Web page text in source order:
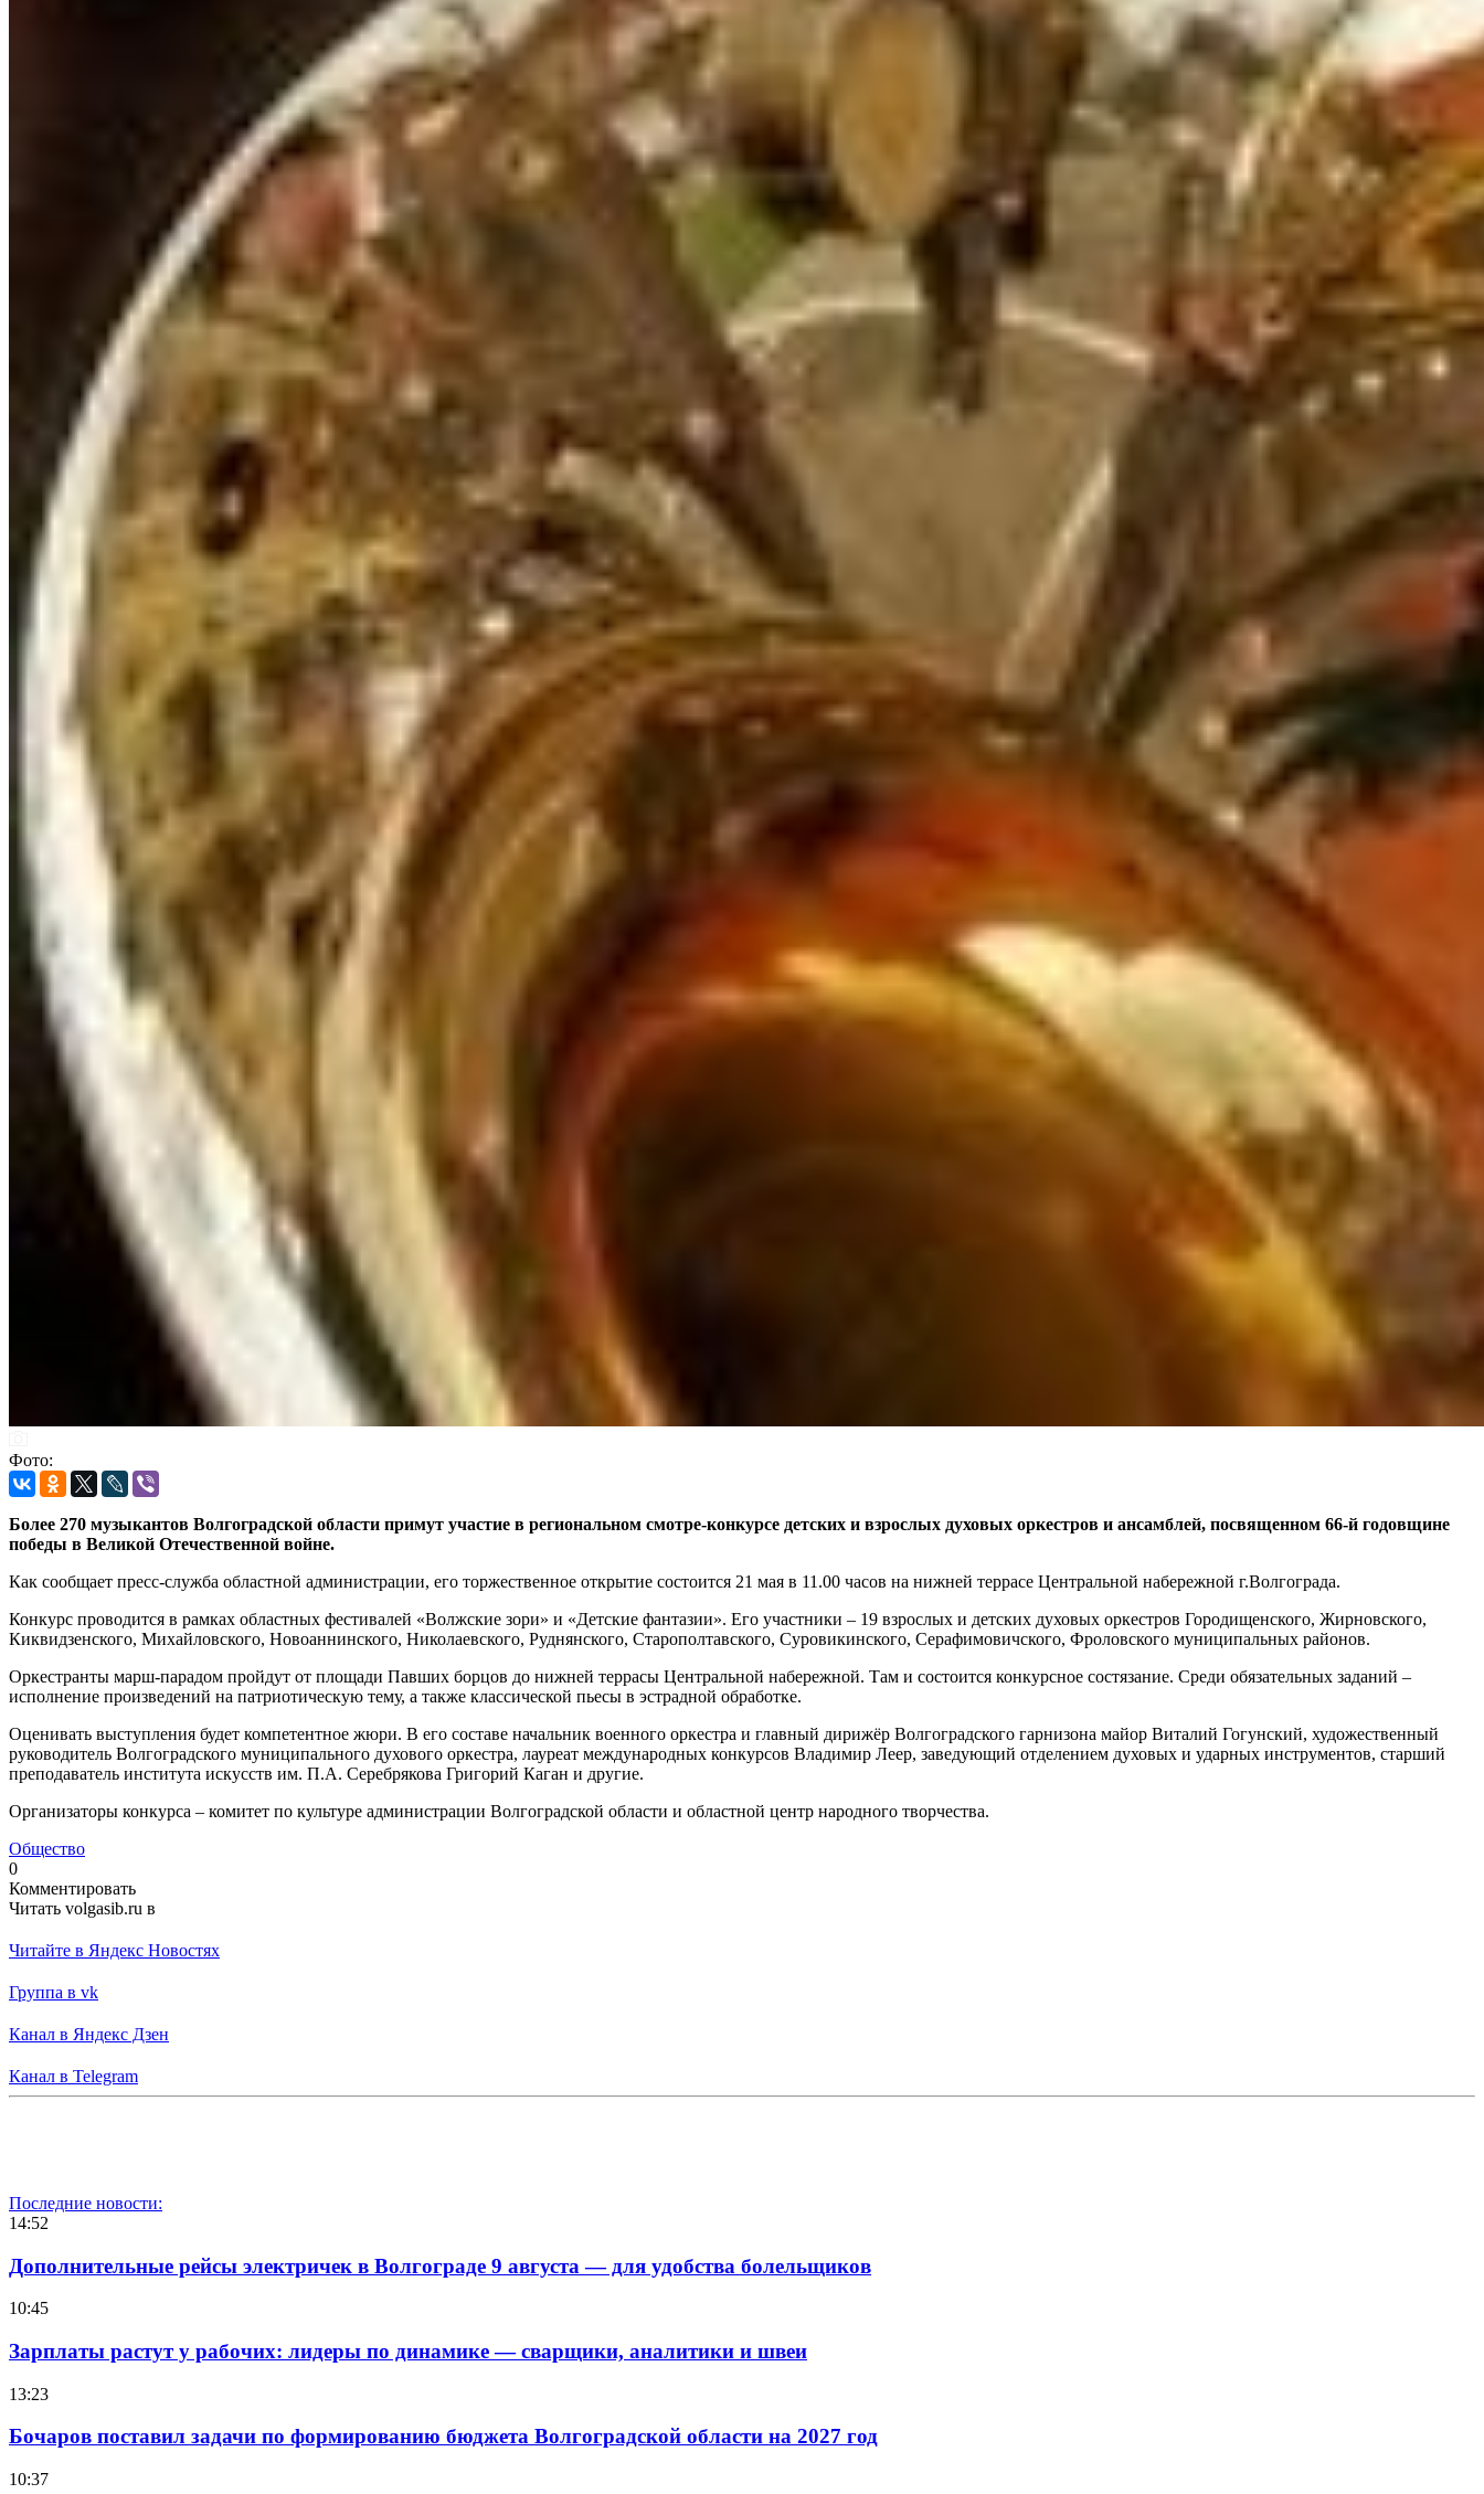
Фото:
Более 270 музыкантов Волгоградской области примут участие в региональном смотре-конкурсе детских и взрослых духовых оркестров и ансамблей, посвященном 66-й годовщине
победы в Великой Отечественной войне.
Как сообщает пресс-служба областной администрации, его торжественное открытие состоится 21 мая в 11.00 часов на нижней террасе Центральной набережной г.Волгограда.
Конкурс проводится в рамках областных фестивалей «Волжские зори» и «Детские фантазии». Его участники – 19 взрослых и детских духовых оркестров Городищенского, Жирновского,
Киквидзенского, Михайловского, Новоаннинского, Николаевского, Руднянского, Старополтавского, Суровикинского, Серафимовичского, Фроловского муниципальных районов.
Оркестранты марш-парадом пройдут от площади Павших борцов до нижней террасы Центральной набережной. Там и состоится конкурсное состязание. Среди обязательных заданий –
исполнение произведений на патриотическую тему, а также классической пьесы в эстрадной обработке.
Оценивать выступления будет компетентное жюри. В его составе начальник военного оркестра и главный дирижёр Волгоградского гарнизона майор Виталий Гогунский, художественный
руководитель Волгоградского муниципального духового оркестра, лауреат международных конкурсов Владимир Леер, заведующий отделением духовых и ударных инструментов, старший
преподаватель института искусств им. П.А. Серебрякова Григорий Каган и другие.
Организаторы конкурса – комитет по культуре администрации Волгоградской области и областной центр народного творчества.
Общество
0
Комментировать
Читать volgasib.ru в
Читайте в Яндекс Новостях
Группа в vk
Канал в Яндекс Дзен
Канал в Telegram
Последние новости:
14:52
Дополнительные рейсы электричек в Волгограде 9 августа — для удобства болельщиков
10:45
Зарплаты растут у рабочих: лидеры по динамике — сварщики, аналитики и швеи
13:23
Бочаров поставил задачи по формированию бюджета Волгоградской области на 2027 год
10:37